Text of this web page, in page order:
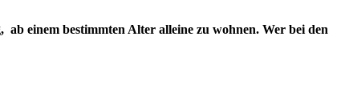
einem bestimmten Alter alleine zu wohnen. Wer bei den